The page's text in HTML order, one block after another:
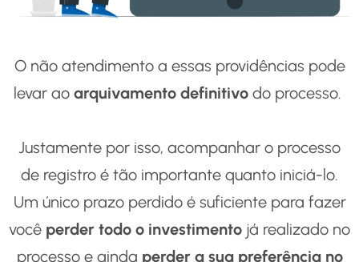
O não atendimento a essas providências pode
levar ao arquivamento definitivo do processo.
Justamente por isso, acompanhar o processo
de registro é tão importante quanto iniciá-lo.
Um único prazo perdido é suficiente para fazer
você perder todo o investimento já realizado no
processo e ainda perder a sua preferência no